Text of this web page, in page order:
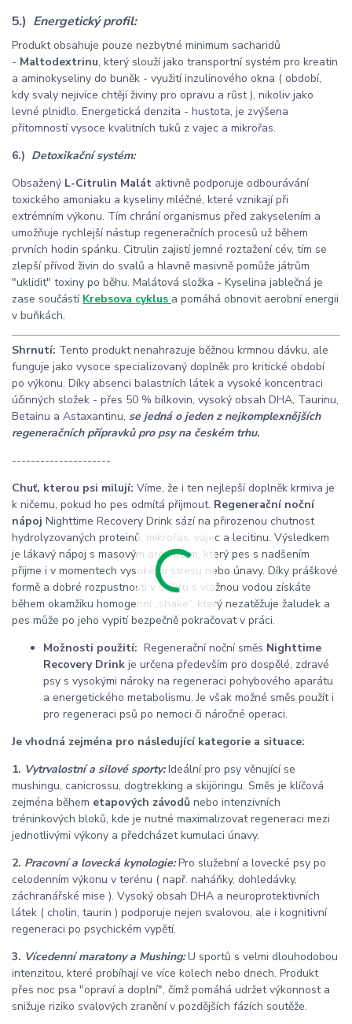
5.) Energetický profil:
Produkt obsahuje pouze nezbytné minimum sacharidů
- Maltodextrinu, který slouží jako transportní systém pro kreatin
a aminokyseliny do buněk - využití inzulinového okna ( období,
kdy svaly nejivíce chtějí živiny pro opravu a růst ), nikoliv jako
levné plnidlo. Energetická denzita - hustota, je zvýšena
přítomností vysoce kvalitních tuků z vajec a mikrořas.
6.) Detoxikační systém:
Obsažený L-Citrulin Malát aktivně podporuje odbourávání
toxického amoniaku a kyseliny mléčné, které vznikají při
extrémním výkonu. Tím chrání organismus před zakyselením a
umožňuje rychlejší nástup regeneračních procesů už během
prvních hodin spánku. Citrulin zajistí jemné roztažení cév, tím se
zlepší přívod živin do svalů a hlavně masivně pomůže játrům
"uklidit" toxiny po běhu. Malátová složka - Kyselina jablečná je
zase součástí Krebsova cyklus a pomáhá obnovit aerobní energii
v buňkách.
Shrnutí: Tento produkt nenahrazuje běžnou krmnou dávku, ale
funguje jako vysoce specializovaný doplněk pro kritické období
po výkonu. Díky absenci balastních látek a vysoké koncentraci
účinných složek - přes 50 % bílkovin, vysoký obsah DHA, Taurinu,
Betainu a Astaxantinu, se jedná o jeden z nejkomplexnějších
regeneračních přípravků pro psy na českém trhu.
---------------------
Chuť, kterou psi milují: Víme, že i ten nejlepší doplněk krmiva je
k ničemu, pokud ho pes odmítá přijmout. Regenerační noční
nápoj Nighttime Recovery Drink sází na přirozenou chutnost
hydrolyzovaných proteinů, mikrořas, vajec a lecitinu. Výsledkem
je lákavý nápoj s masovým aromatem, který pes s nadšením
přijme i v momentech vysokého stresu nebo únavy. Díky práškové
formě a dobré rozpustnosti v šejkru s vlažnou vodou získáte
během okamžiku homogenní „shake“, který nezatěžuje žaludek a
pes může po jeho vypití bezpečně pokračovat v práci.
Možnosti použití: Regenerační noční směs Nighttime
Recovery Drink je určena především pro dospělé, zdravé
psy s vysokými nároky na regeneraci pohybového aparátu
a energetického metabolismu. Je však možné směs použít i
pro regeneraci psů po nemoci či náročné operaci.
Je vhodná zejména pro následující kategorie a situace:
1. Vytrvalostní a silové sporty: Ideální pro psy věnující se
mushingu, canicrossu, dogtrekking a skijöringu. Směs je klíčová
zejména během etapových závodů nebo intenzivních
tréninkových bloků, kde je nutné maximalizovat regeneraci mezi
jednotlivými výkony a předcházet kumulaci únavy.
2. Pracovní a lovecká kynologie:Pro služební a lovecké psy po
celodenním výkonu v terénu ( např. naháňky, dohledávky,
záchranářské mise ). Vysoký obsah DHA a neuroprotektivních
látek ( cholin, taurin ) podporuje nejen svalovou, ale i kognitivní
regeneraci po psychickém vypětí.
3. Vícedenní maratony a Mushing:U sportů s velmi dlouhodobou
intenzitou, které probíhají ve více kolech nebo dnech. Produkt
přes noc psa "opraví a doplní", čímž pomáhá udržet výkonnost a
snižuje riziko svalových zranění v pozdějších fázích soutěže.